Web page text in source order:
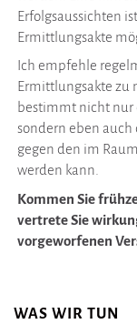
Erfolgsaussichten
Ermittlungsakte
Ich empfehle
Ermittlungsakte zu
bestimmt nicht nur
sondern eben
gegen den im
werden kann.
Kommen Sie
vertrete Sie
vorgeworfenen
WAS WIR TUN